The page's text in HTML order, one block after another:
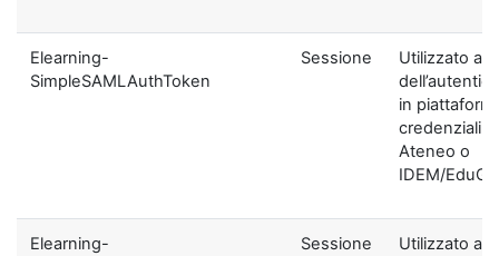
Elearning-
SimpleSAMLAuthToken
Sessione
Utilizzato ai
in
credenziali di
Ateneo o
IDEM/
Elearning-
Sessione
Utilizzato ai